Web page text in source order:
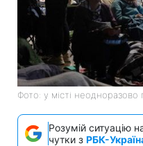
Фото: у місті
Розумій ситуацію
чутки з РБК-